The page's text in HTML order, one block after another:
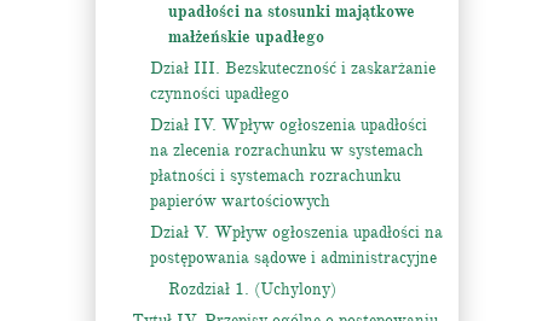
upadłości na stosunki majątkowe
małżeńskie upadłego
Dział III. Bezskuteczność i zaskarżanie
czynności upadłego
Dział IV. Wpływ ogłoszenia upadłości
na zlecenia rozrachunku w systemach
płatności i systemach rozrachunku
papierów wartościowych
Dział V. Wpływ ogłoszenia upadłości na
postępowania sądowe i administracyjne
Rozdział 1. (Uchylony)